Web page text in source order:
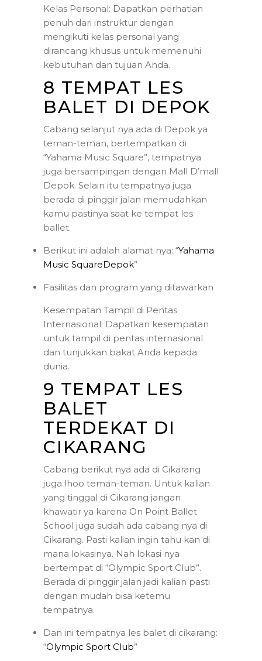
Kelas Personal: Dapatkan perhatian
penuh dari instruktur dengan
mengikuti kelas personal yang
dirancang khusus untuk memenuhi
kebutuhan dan tujuan Anda.
8 TEMPAT LES
BALET DI DEPOK
Cabang selanjut nya ada di Depok ya
teman-teman, bertempatkan di
“Yahama Music Square”, tempatnya
juga bersampingan dengan Mall D’mall
Depok. Selain itu tempatnya juga
berada di pinggir jalan memudahkan
kamu pastinya saat ke tempat les
ballet.
Berikut ini adalah alamat nya: “Yahama
Music SquareDepok”
Fasilitas dan program yang ditawarkan
Kesempatan Tampil di Pentas
Internasional: Dapatkan kesempatan
untuk tampil di pentas internasional
dan tunjukkan bakat Anda kepada
dunia.
9 TEMPAT LES
BALET
TERDEKAT DI
CIKARANG
Cabang berikut nya ada di Cikarang
juga lhoo teman-teman. Untuk kalian
yang tinggal di Cikarang jangan
khawatir ya karena On Point Ballet
School juga sudah ada cabang nya di
Cikarang. Pasti kalian ingin tahu kan di
mana lokasinya. Nah lokasi nya
bertempat di “Olympic Sport Club”.
Berada di pinggir jalan jadi kalian pasti
dengan mudah bisa ketemu
tempatnya.
Dan ini tempatnya les balet di cikarang:
“Olympic Sport Club”